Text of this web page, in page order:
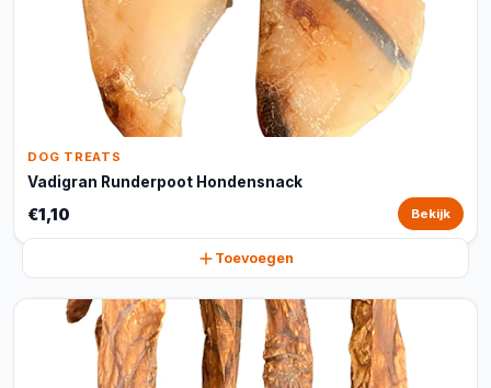
DOG TREATS
Vadigran Runderpoot Hondensnack
€1,10 Bekijk
Toevoegen